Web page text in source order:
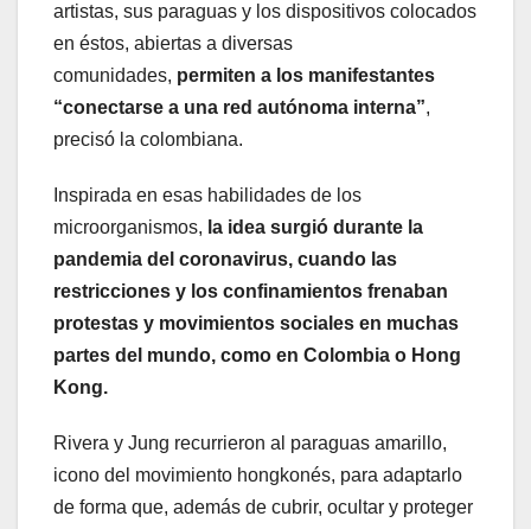
artistas, sus paraguas y los dispositivos colocados
en éstos, abiertas a diversas
comunidades, permiten a los manifestantes
“conectarse a una red autónoma interna”,
precisó la colombiana.
Inspirada en esas habilidades de los
microorganismos, la idea surgió durante la
pandemia del coronavirus, cuando las
restricciones y los confinamientos frenaban
protestas y movimientos sociales en muchas
partes del mundo, como en Colombia o Hong
Kong.
Rivera y Jung recurrieron al paraguas amarillo,
icono del movimiento hongkonés, para adaptarlo
de forma que, además de cubrir, ocultar y proteger